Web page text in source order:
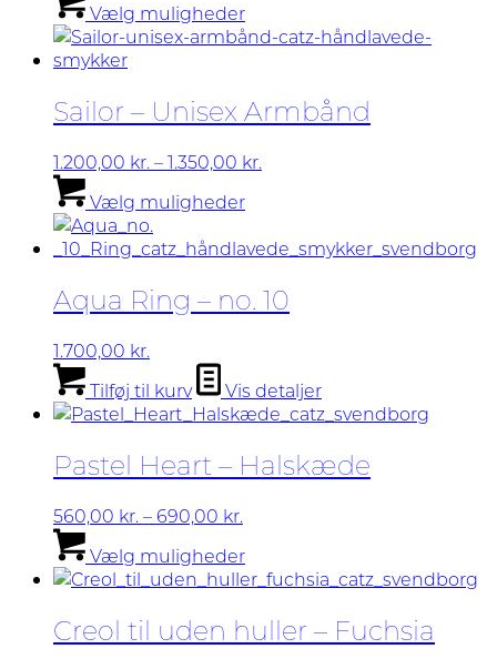
til
700,00 kr.
Vælg mulighedervare
har
Mulighederne
vælges
varesiden
Sailor – Unisex Armbånd
1.200,00 kr.–1.350,00 kr.
Vælg mulighedervare
flere
Mulighederne
varesiden
Aqua Ring – no. 10
1.700,00 kr.
Tilføj til kurv
Vis detaljer
Pastel Heart – Halskæde
560,00 kr. – 690,00 kr.
til
690,00 kr.
Vælg mulighedervare
har
varianter.
Creol til uden huller – Fuchsia